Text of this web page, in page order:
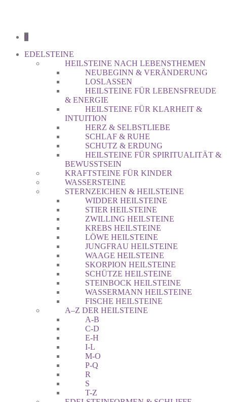
0
EDELSTEINE
HEILSTEINE NACH LEBENSTHEMEN
NEUBEGINN & VERÄNDERUNG
LOSLASSEN
HEILSTEINE FÜR LEBENSFREUDE
& ENERGIE
HEILSTEINE FÜR KLARHEIT &
INTUITION
HERZ & SELBSTLIEBE
SCHLAF & RUHE
SCHUTZ & ERDUNG
HEILSTEINE FÜR SPIRITUALITÄT &
BEWUSSTSEIN
KRAFTSTEINE FÜR KINDER
WASSERSTEINE
STERNZEICHEN & HEILSTEINE
WIDDER HEILSTEINE
STIER HEILSTEINE
ZWILLING HEILSTEINE
KREBS HEILSTEINE
LÖWE HEILSTEINE
JUNGFRAU HEILSTEINE
WAAGE HEILSTEINE
SKORPION HEILSTEINE
SCHÜTZE HEILSTEINE
STEINBOCK HEILSTEINE
WASSERMANN HEILSTEINE
FISCHE HEILSTEINE
A–Z DER HEILSTEINE
A-B
C-D
E-H
I-L
M-O
P-Q
R
S
T-Z